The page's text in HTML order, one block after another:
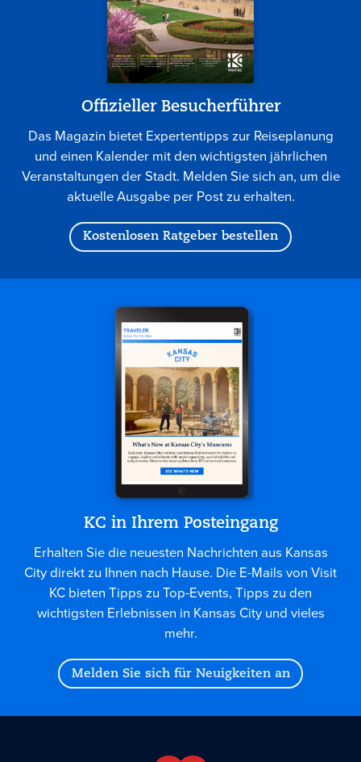
Offizieller Besucherführer
Das Magazin bietet Expertentipps zur Reiseplanung
und einen Kalender mit den wichtigsten jährlichen
Veranstaltungen der Stadt. Melden Sie sich an, um die
aktuelle Ausgabe per Post zu erhalten.
Kostenlosen Ratgeber bestellen
KC in Ihrem Posteingang
Erhalten Sie die neuesten Nachrichten aus Kansas
City direkt zu Ihnen nach Hause. Die E-Mails von Visit
KC bieten Tipps zu Top-Events, Tipps zu den
wichtigsten Erlebnissen in Kansas City und vieles
mehr.
Melden Sie sich für Neuigkeiten an